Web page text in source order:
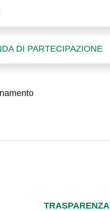
DI PARTECIPAZIONE
TRASPARENZA